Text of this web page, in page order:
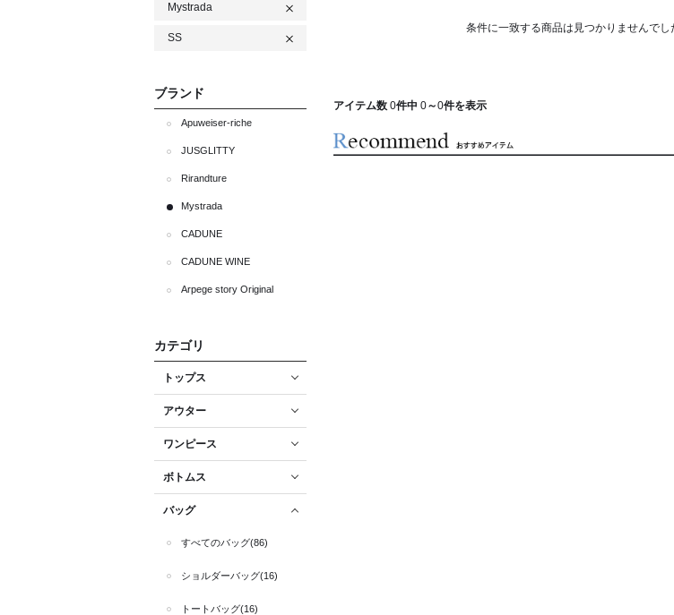
Mystrada
SS
ブランド
Apuweiser-riche
JUSGLITTY
Rirandture
Mystrada
CADUNE
CADUNE WINE
Arpege story Original
カテゴリ
トップス
アウター
ワンピース
ボトムス
バッグ
すべてのバッグ(86)
ショルダーバッグ(16)
トートバッグ(16)
条件に一致する商品は見つかりませんで
アイテム数 0件中 0～0件を表示